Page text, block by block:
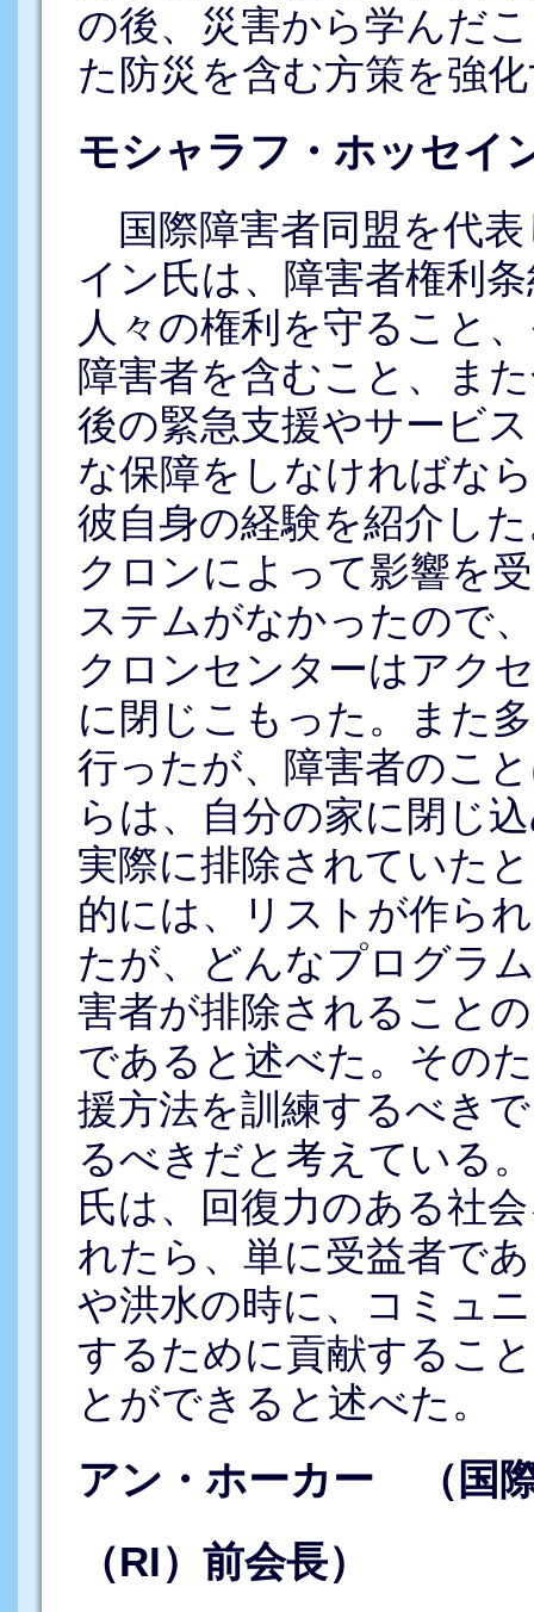
の後、災害から学んだ
た防災を含む方策を強
モシャラフ・ホッセ
国際障害者同盟を代
イン氏は、障害者権利
人々の権利を守ること
障害者を含むこと、ま
後の緊急支援やサービ
な保障をしなければな
彼自身の経験を紹介し
クロンによって影響を
ステムがなかったので
クロンセンターはアク
に閉じこもった。また
行ったが、障害者のこ
らは、自分の家に閉じ
実際に排除されていた
的には、リストが作ら
たが、どんなプログラ
害者が排除されること
であると述べた。その
援方法を訓練するべき
るべきだと考えている
氏は、回復力のある社
れたら、単に受益者で
や洪水の時に、コミュ
するために貢献するこ
とができると述べた。
アン・ホーカー （国
（RI）前会長）